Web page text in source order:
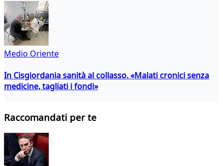
Medio Oriente
In Cisgiordania sanità al collasso. «Malati cronici senza
medicine, tagliati i fondi»
Raccomandati per te